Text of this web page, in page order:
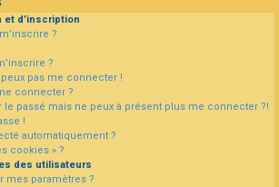
et d’inscription
?
?
pas me connecter !
connecter ?
le passé mais ne peux à présent plus me connecter ?!
!
automatiquement ?
cookies » ?
des utilisateurs
mes paramètres ?